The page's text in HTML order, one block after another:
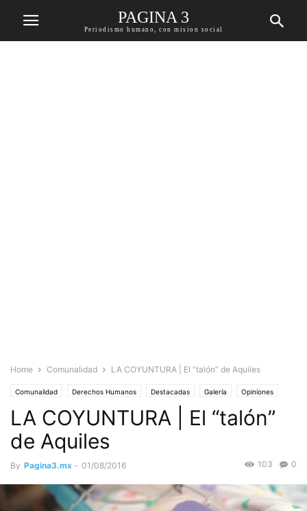
PAGINA 3
Periodismo humano, con mision social
Home Comunalidad LA COYUNTURA | El “talón” de Aquiles
Comunalidad Derechos Humanos Destacadas Galería Opiniones
La Coyuntura Noticias Sociedad
LA COYUNTURA | El “talón”
de Aquiles
By Pagina3.mx - 01/08/2016 0
103